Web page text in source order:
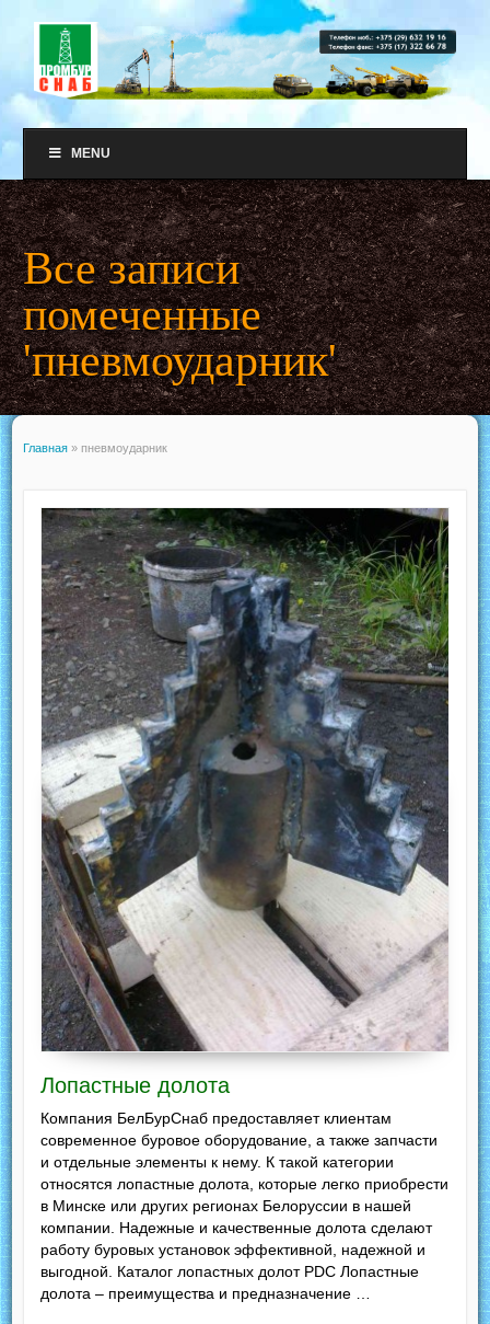
MENU
Все записи
помеченные
'пневмоударник'
Главная » пневмоударник
Лопастные долота
Компания БелБурСнаб предоставляет клиентам
современное буровое оборудование, а также запчасти
и отдельные элементы к нему. К такой категории
относятся лопастные долота, которые легко приобрести
в Минске или других регионах Белоруссии в нашей
компании. Надежные и качественные долота сделают
работу буровых установок эффективной, надежной и
выгодной. Каталог лопастных долот PDC Лопастные
долота – преимущества и предназначение …